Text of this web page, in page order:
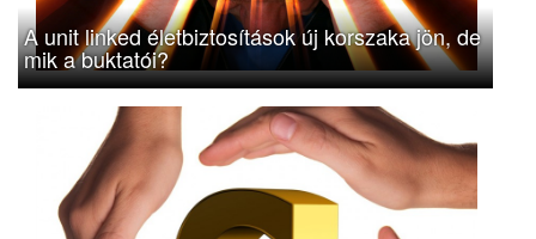
A unit linked életbiztosítások új korszaka jön, de
mik a buktatói?